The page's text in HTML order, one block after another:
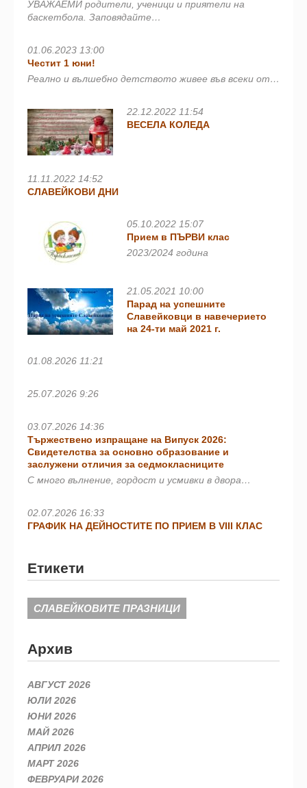
УВАЖАЕМИ родители, ученици и приятели на
баскетбола. Заповядайте…
01.06.2023 13:00
Честит 1 юни!
Реално и вълшебно детството живее във всеки от…
22.12.2022 11:54
ВЕСЕЛА КОЛЕДА
11.11.2022 14:52
СЛАВЕЙКОВИ ДНИ
05.10.2022 15:07
Прием в ПЪРВИ клас
2023/2024 година
21.05.2021 10:00
Парад на успешните
Славейковци в навечерието
на 24-ти май 2021 г.
01.08.2026 11:21
25.07.2026 9:26
03.07.2026 14:36
Тържествено изпращане на Випуск 2026:
Свидетелства за основно образование и
заслужени отличия за седмокласниците
С много вълнение, гордост и усмивки в двора…
02.07.2026 16:33
ГРАФИК НА ДЕЙНОСТИТЕ ПО ПРИЕМ В VIII КЛАС
Етикети
СЛАВЕЙКОВИТЕ ПРАЗНИЦИ
Архив
АВГУСТ 2026
ЮЛИ 2026
ЮНИ 2026
МАЙ 2026
АПРИЛ 2026
МАРТ 2026
ФЕВРУАРИ 2026